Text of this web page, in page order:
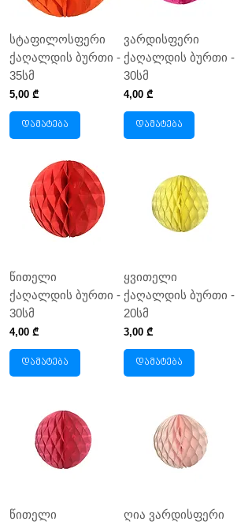
სტაფილოსფერი
ქაღალდის ბურთი -
35სმ
Price
5,00 ₾
დამატება
ვარდისფერი
ქაღალდის ბურთი -
30სმ
Price
4,00 ₾
დამატება
წითელი
ქაღალდის ბურთი -
30სმ
Price
4,00 ₾
დამატება
ყვითელი
ქაღალდის ბურთი -
20სმ
Price
3,00 ₾
დამატება
წითელი
ღია ვარდისფერი